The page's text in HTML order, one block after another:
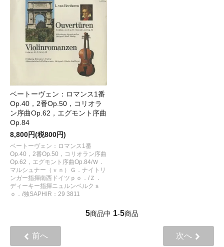
ベートーヴェン：ロマンス1番
Op.40，2番Op.50，コリオラ
ン序曲Op.62，エグモント序曲
Op.84
8,800円(税800円)
ベートーヴェン：ロマンス1番
Op.40，2番Op.50，コリオラン序曲
Op.62，エグモント序曲Op.84/Ｗ．
マルシュナー（ｖｎ）Ｇ．ナイトリ
ンガー指揮南西ドイツｐｏ．/Ｚ．
ディーキー指揮ニュルンベルクｓ
ｏ．/独SAPHIR：29 3811
5商品中 1-5商品
前へ 次へ